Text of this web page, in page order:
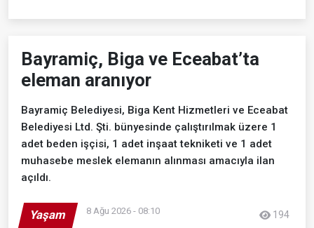
Bayramiç, Biga ve Eceabat’ta
eleman aranıyor
Bayramiç Belediyesi, Biga Kent Hizmetleri ve Eceabat
Belediyesi Ltd. Şti. bünyesinde çalıştırılmak üzere 1
adet beden işçisi, 1 adet inşaat tekniketi ve 1 adet
muhasebe meslek elemanın alınması amacıyla ilan
açıldı.
Yaşam 8 Ağu 2026 - 08:10 194